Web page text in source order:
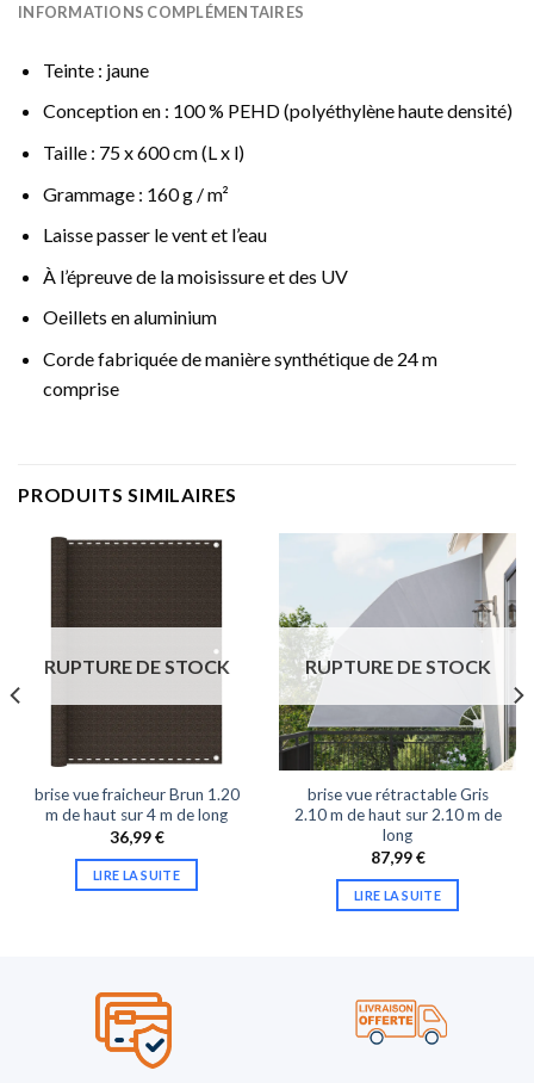
INFORMATIONS COMPLÉMENTAIRES
Teinte : jaune
Conception en : 100 % PEHD (polyéthylène haute densité)
Taille : 75 x 600 cm (L x l)
Grammage : 160 g / m²
Laisse passer le vent et l’eau
À l’épreuve de la moisissure et des UV
Oeillets en aluminium
Corde fabriquée de manière synthétique de 24 m
comprise
PRODUITS SIMILAIRES
RUPTURE DE STOCK
brise vue fraicheur Brun 1.20
m de haut sur 4 m de long
36,99€
LIRE LA SUITE
RUPTURE DE STOCK
brise vue rétractable Gris
2.10 m de haut sur 2.10 m de
long
87,99€
LIRE LA SUITE